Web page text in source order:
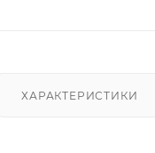
ХАРАКТЕРИСТИКИ